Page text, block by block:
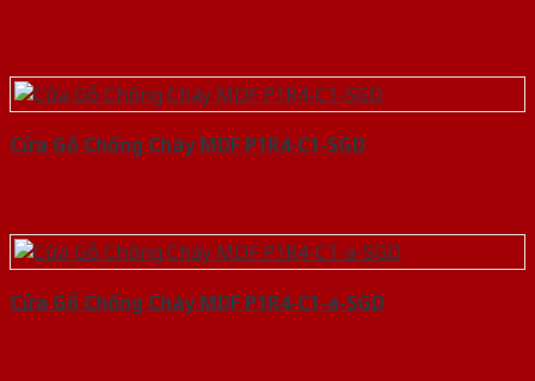
Cửa Gỗ Chống Cháy MDF P1R4-C1-SGD
Cửa Gỗ Chống Cháy MDF P1R4-C1-a-SGD